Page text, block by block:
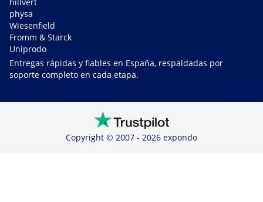
physa
Wiesenfield
Fromm & Starck
Uniprodo
Entregas rápidas y fiables en España, respaldadas por
soporte completo en cada etapa.
Copyright © 2007 - 2026 expondo